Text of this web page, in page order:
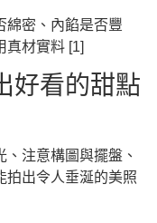
綿密、內餡是否豐
真材實料 [1]
好看的甜點
注意構圖與擺盤、
拍出令人垂涎的美照